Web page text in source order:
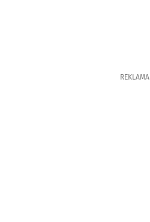
REKLAMA